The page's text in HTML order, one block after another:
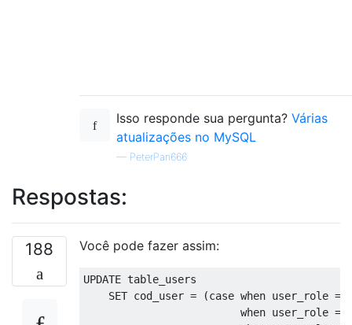
Isso responde sua pergunta? Várias
atualizações no MySQL
— PeterPan666
Respostas:
188 Você pode fazer assim:
UPDATE table_users
SET cod_user = (case when user_role =
when user_role =